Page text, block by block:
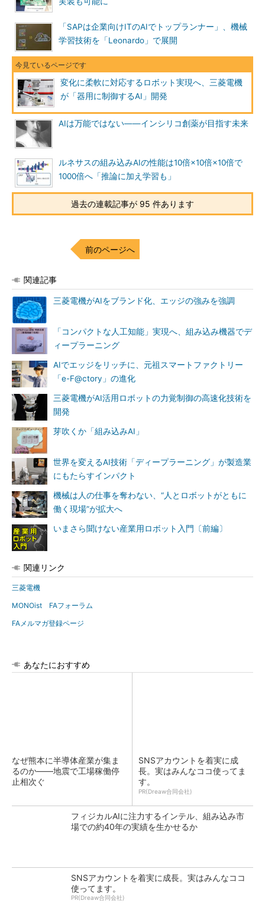
「SAPは企業向けITのAIでトップランナー」、機械
学習技術を「Leonardo」で展開
変化に柔軟に対応するロボット実現へ、三菱電機
が「器用に制御するAI」開発
AIは万能ではない――インシリコ創薬が目指す未来
ルネサスの組み込みAIの性能は10倍×10倍×10倍で
1000倍へ「推論に加え学習も」
過去の連載記事が 95 件あります
前のページへ
関連記事
三菱電機がAIをブランド化、エッジの強みを強調
「コンパクトな人工知能」実現へ、組み込み機器でデ
ィープラーニング
AIでエッジをリッチに、元祖スマートファクトリー
「e-F@ctory」の進化
三菱電機がAI活用ロボットの力覚制御の高速化技術を
開発
芽吹くか「組み込みAI」
世界を変えるAI技術「ディープラーニング」が製造業
にもたらすインパクト
機械は人の仕事を奪わない、“人とロボットがともに
働く現場”が拡大へ
いまさら聞けない産業用ロボット入門〔前編〕
関連リンク
三菱電機
MONOist FAフォーラム
FAメルマガ登録ページ
あなたにおすすめ
なぜ熊本に半導体産業が集ま
るのか――地震で工場稼働停
止相次ぐ
SNSアカウントを着実に成
長。実はみんなココ使ってま
す。
PR(Dreaw合同会社)
フィジカルAIに注力するインテル、組み込み市
場での約40年の実績を生かせるか
SNSアカウントを着実に成長。実はみんなココ
使ってます。
PR(Dreaw合同会社)